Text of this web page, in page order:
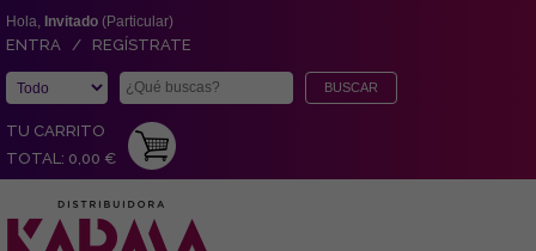
Hola, Invitado (Particular)
ENTRA / REGÍSTRATE
TU CARRITO
TOTAL: 0,00 €